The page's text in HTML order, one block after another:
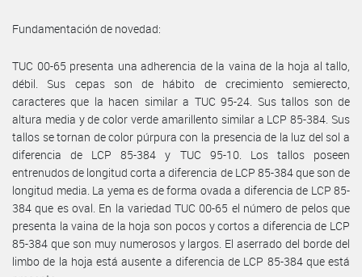
Fundamentación de novedad:
TUC 00-65 presenta una adherencia de la vaina de la hoja al tallo,
débil. Sus cepas son de hábito de crecimiento semierecto,
caracteres que la hacen similar a TUC 95-24. Sus tallos son de
altura media y de color verde amarillento similar a LCP 85-384. Sus
tallos se tornan de color púrpura con la presencia de la luz del sol a
diferencia de LCP 85-384 y TUC 95-10. Los tallos poseen
entrenudos de longitud corta a diferencia de LCP 85-384 que son de
longitud media. La yema es de forma ovada a diferencia de LCP 85-
384 que es oval. En la variedad TUC 00-65 el número de pelos que
presenta la vaina de la hoja son pocos y cortos a diferencia de LCP
85-384 que son muy numerosos y largos. El aserrado del borde del
limbo de la hoja está ausente a diferencia de LCP 85-384 que está